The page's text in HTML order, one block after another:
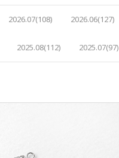
2026.07(108) 2026.06(127)
2025.08(112) 2025.07(97)